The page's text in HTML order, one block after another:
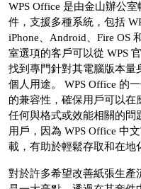
WPS Office 是由金山辦公
件，支援多種系統，包括
iPhone、Android、Fire OS
室選項的客戶可以從 WPS
找到專門針對其電腦版本量
個人用途。 WPS Office 的
的兼容性，確保用戶可以
任何與格式或效能相關的問
用戶，因為 WPS Office 中
載，有助於輕鬆存取和在地
對於許多希望改善紙張生產